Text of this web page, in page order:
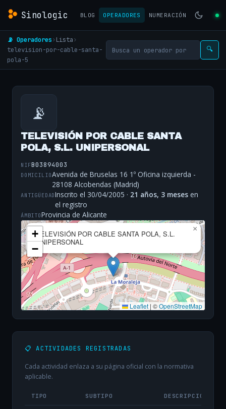
Sinologic BLOG OPERADORES NUMERACIÓN
📡 Operadores› Lista›
television-por-cable-santa-
pola-5
🔍
📡
TELEVISIÓN POR CABLE SANTA
POLA, S.L. UNIPERSONAL
NIFB03894003
DOMICILIOAvenida de Bruselas 16 1º Oficina izquierda -
28108 Alcobendas (Madrid)
ANTIGÜEDADInscrito el 30/04/2005 · 21 años, 3 meses en
el registro
ÁMBITOProvincia de Alicante
TELEVISIÓN POR CABLE SANTA POLA, S.L.
UNIPERSONAL
×
+
−
Leaflet | ©OpenStreetMap
📋 ACTIVIDADES REGISTRADAS
Cada actividad enlaza a su página oficial con la normativa
aplicable.
TIPO SUBTIPO DESCRIPCIÓN